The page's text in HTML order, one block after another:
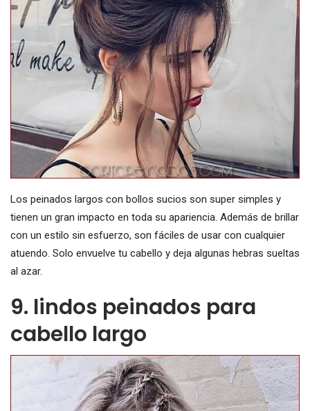
Los peinados largos con bollos sucios son super simples y
tienen un gran impacto en toda su apariencia. Además de brillar
con un estilo sin esfuerzo, son fáciles de usar con cualquier
atuendo. Solo envuelve tu cabello y deja algunas hebras sueltas
al azar.
9. lindos peinados para
cabello largo